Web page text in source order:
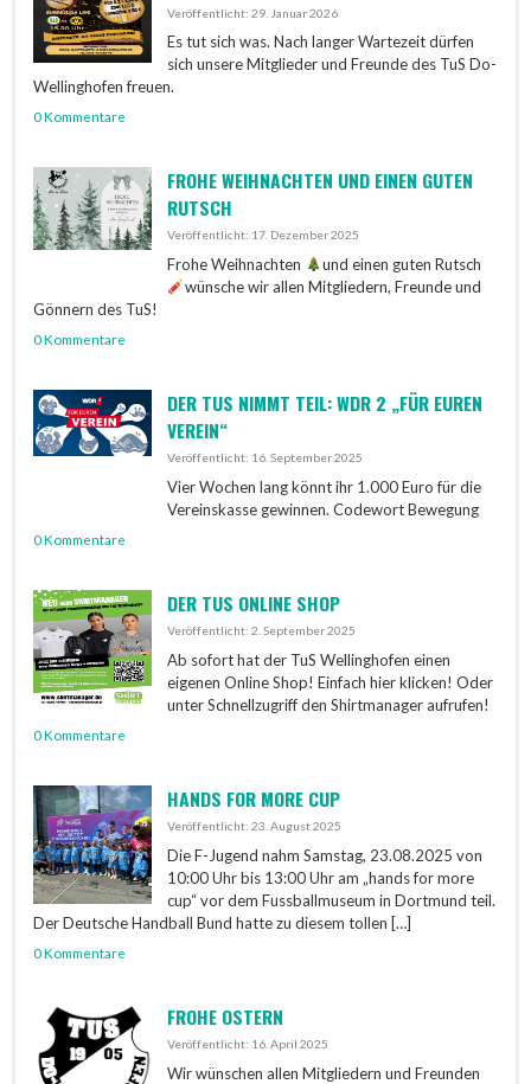
Veröffentlicht: 29. Januar 2026
Es tut sich was. Nach langer Wartezeit dürfen
sich unsere Mitglieder und Freunde des TuS Do-
Wellinghofen freuen.
0 Kommentare
FROHE WEIHNACHTEN UND EINEN GUTEN
RUTSCH
Veröffentlicht: 17. Dezember 2025
Frohe Weihnachten
und einen guten Rutsch
wünsche wir allen Mitgliedern, Freunde und
Gönnern des TuS!
0 Kommentare
DER TUS NIMMT TEIL: WDR 2 „FÜR EUREN
VEREIN“
Veröffentlicht: 16. September 2025
Vier Wochen lang könnt ihr 1.000 Euro für die
Vereinskasse gewinnen. Codewort Bewegung
0 Kommentare
DER TUS ONLINE SHOP
Veröffentlicht: 2. September 2025
Ab sofort hat der TuS Wellinghofen einen
eigenen Online Shop! Einfach hier klicken! Oder
unter Schnellzugriff den Shirtmanager aufrufen!
0 Kommentare
HANDS FOR MORE CUP
Veröffentlicht: 23. August 2025
Die F-Jugend nahm Samstag, 23.08.2025 von
10:00 Uhr bis 13:00 Uhr am „hands for more
cup“ vor dem Fussballmuseum in Dortmund teil.
Der Deutsche Handball Bund hatte zu diesem tollen […]
0 Kommentare
FROHE OSTERN
Veröffentlicht: 16. April 2025
Wir wünschen allen Mitgliedern und Freunden